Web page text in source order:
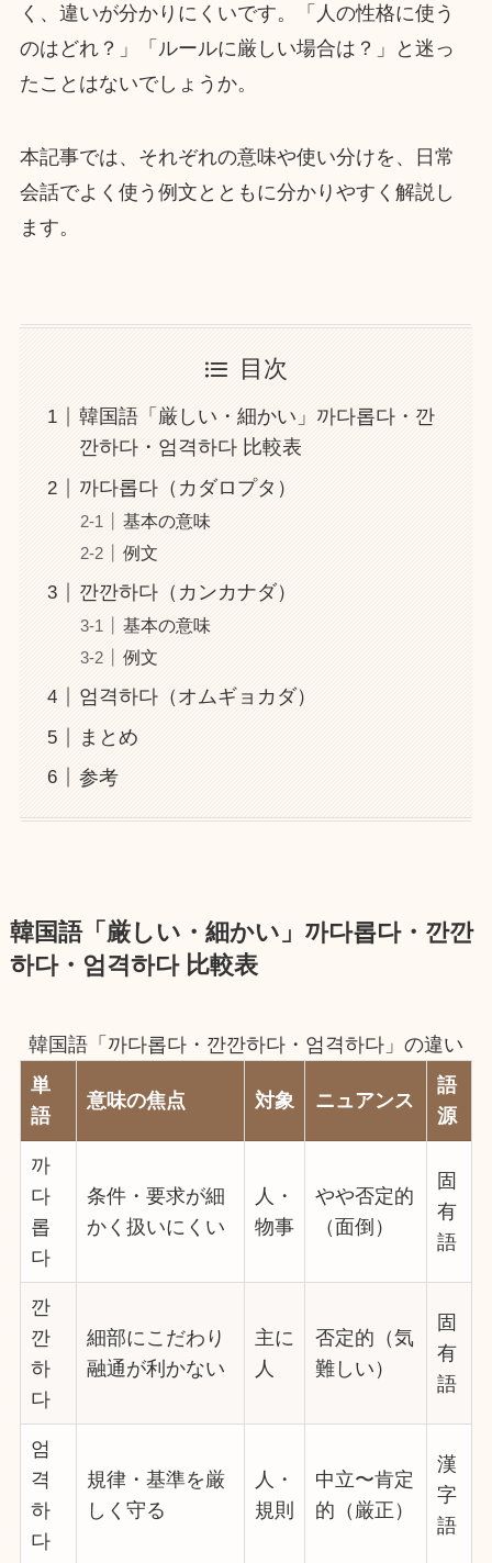
く、違いが分かりにくいです。「人の性格に使う
のはどれ？」「ルールに厳しい場合は？」と迷っ
たことはないでしょうか。
本記事では、それぞれの意味や使い分けを、日常
会話でよく使う例文とともに分かりやすく解説し
ます。
目次
韓国語「厳しい・細かい」까다롭다・깐
깐하다・엄격하다 比較表
까다롭다（カダロプタ）
基本の意味
例文
깐깐하다（カンカナダ）
基本の意味
例文
엄격하다（オムギョカダ）
まとめ
参考
韓国語「厳しい・細かい」까다롭다・깐깐
하다・엄격하다 比較表
韓国語「까다롭다・깐깐하다・엄격하다」の違い
単
語
意味の焦点 対象 ニュアンス
語
源
까
다
롭
다
条件・要求が細
かく扱いにくい
人・
物事
やや否定的
（面倒）
固
有
語
깐
깐
하
다
細部にこだわり
融通が利かない
主に
人
否定的（気
難しい）
固
有
語
엄
격
하
다
規律・基準を厳
しく守る
人・
規則
中立〜肯定
的（厳正）
漢
字
語